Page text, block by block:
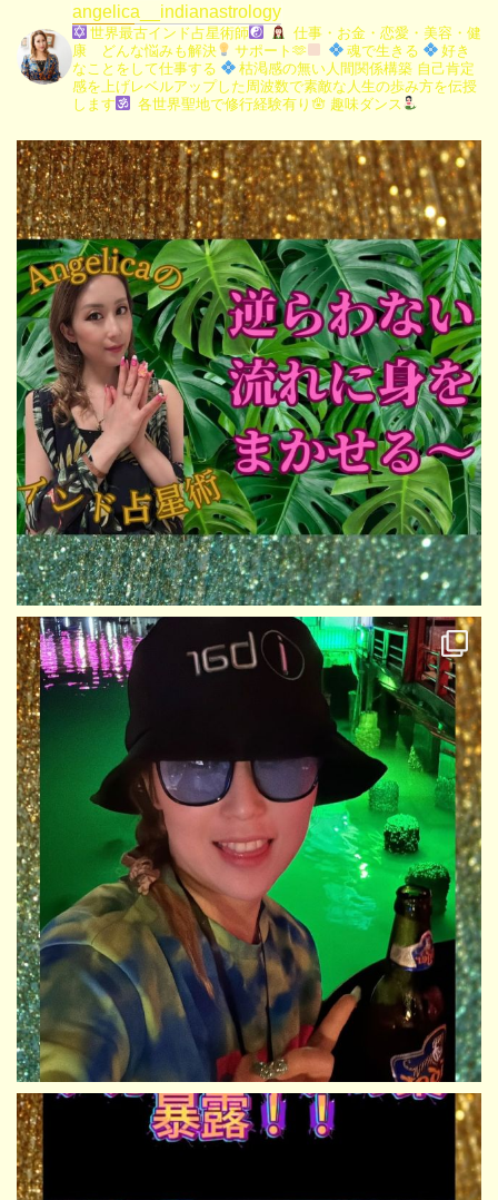
angelica__indianastrology
世界最古インド占星術師
仕事・お金・恋愛・美容・健
康 どんな悩みも解決
サポート🫶 魂で生きる
好き
なことをして仕事する
枯渇感の無い人間関係構築 自己肯定
感を上げレベルアップした周波数で素敵な人生の歩み方を伝授
します
各世界聖地で修行経験有り🪬 趣味ダンス